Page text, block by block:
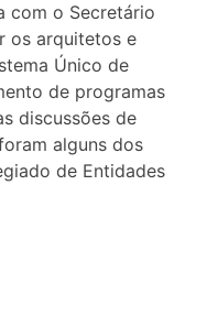
com o Secretário
os arquitetos e
Único de
de programas
discussões de
alguns dos
de Entidades